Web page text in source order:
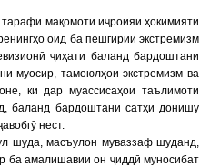
мақомоти иҷроияи ҳокимияти
оид ба пешгирии экстремизм
ҷиҳати баланд бардоштани
муосир, тамоюлҳои экстремизм ва
ки дар муассисаҳои таълимоти
баланд бардоштани сатҳи донишу
нест.
шуда, масъулон муваззаф шуданд,
ба амалишавии он ҷиддӣ муносибат